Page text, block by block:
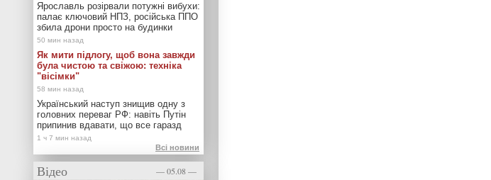
Ярославль розірвали потужні вибухи:
палає ключовий НПЗ, російська ППО
збила дрони просто на будинки
Як мити підлогу, щоб вона завжди
була чистою та свіжою: техніка
"вісімки"
Український наступ знищив одну з
головних переваг РФ: навіть Путін
припинив вдавати, що все гаразд
Всі новини
Відео — 05.08 —